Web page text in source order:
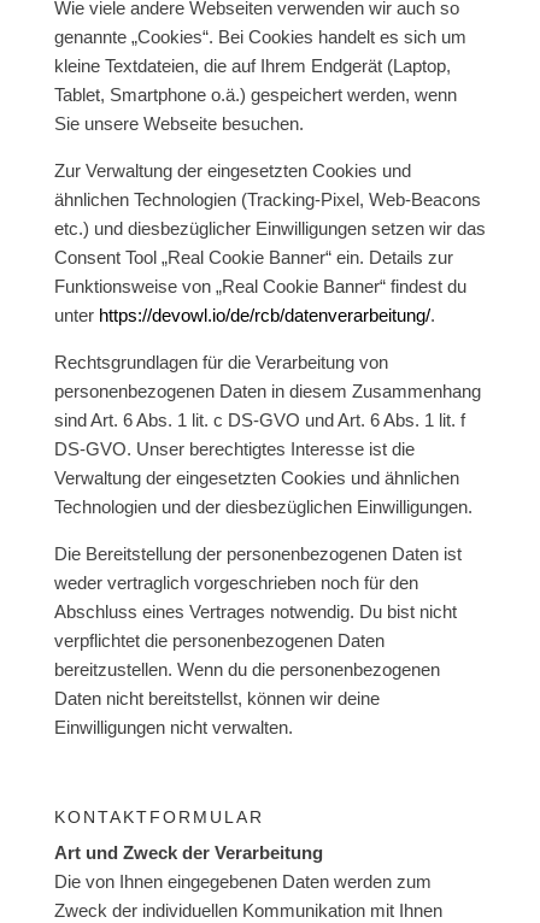
Wie viele andere Webseiten verwenden wir auch so
genannte „Cookies“. Bei Cookies handelt es sich um
kleine Textdateien, die auf Ihrem Endgerät (Laptop,
Tablet, Smartphone o.ä.) gespeichert werden, wenn
Sie unsere Webseite besuchen.
Zur Verwaltung der eingesetzten Cookies und
ähnlichen Technologien (Tracking-Pixel, Web-Beacons
etc.) und diesbezüglicher Einwilligungen setzen wir das
Consent Tool „Real Cookie Banner“ ein. Details zur
Funktionsweise von „Real Cookie Banner“ findest du
unter https://devowl.io/de/rcb/datenverarbeitung/.
Rechtsgrundlagen für die Verarbeitung von
personenbezogenen Daten in diesem Zusammenhang
sind Art. 6 Abs. 1 lit. c DS-GVO und Art. 6 Abs. 1 lit. f
DS-GVO. Unser berechtigtes Interesse ist die
Verwaltung der eingesetzten Cookies und ähnlichen
Technologien und der diesbezüglichen Einwilligungen.
Die Bereitstellung der personenbezogenen Daten ist
weder vertraglich vorgeschrieben noch für den
Abschluss eines Vertrages notwendig. Du bist nicht
verpflichtet die personenbezogenen Daten
bereitzustellen. Wenn du die personenbezogenen
Daten nicht bereitstellst, können wir deine
Einwilligungen nicht verwalten.
KONTAKTFORMULAR
Art und Zweck der Verarbeitung
Die von Ihnen eingegebenen Daten werden zum
Zweck der individuellen Kommunikation mit Ihnen